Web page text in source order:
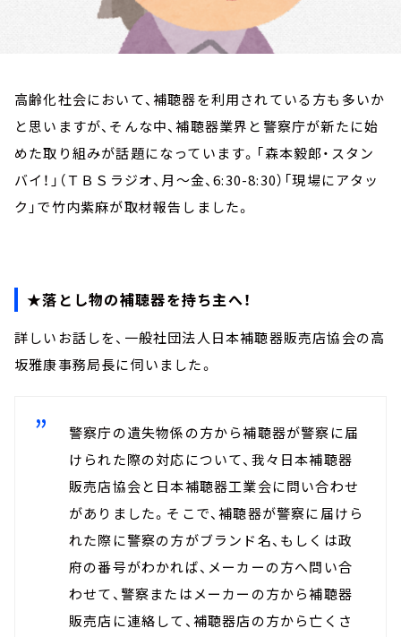
高齢化社会において、補聴器を利用されている方も多いか
と思いますが、そんな中、補聴器業界と警察庁が新たに始
めた取り組みが話題になっています。「森本毅郎・スタン
バイ！」（ＴＢＳラジオ、月～金、6:30-8:30）「現場にアタッ
ク」で竹内紫麻が取材報告しました。
★落とし物の補聴器を持ち主へ！
詳しいお話しを、一般社団法人日本補聴器販売店協会の高
坂雅康事務局長に伺いました。
警察庁の遺失物係の方から補聴器が警察に届
けられた際の対応について、我々日本補聴器
販売店協会と日本補聴器工業会に問い合わせ
がありました。そこで、補聴器が警察に届けら
れた際に警察の方がブランド名、もしくは政
府の番号がわかれば、メーカーの方へ問い合
わせて、警察またはメーカーの方から補聴器
販売店に連絡して、補聴器店の方から亡くさ